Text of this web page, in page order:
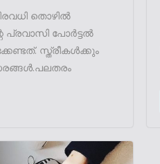
തൊഴിൽ
പ്രവാസി പോർട്ടൽ
സ്ത്രീകൾക്കും